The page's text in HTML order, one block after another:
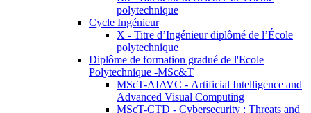
polytechnique
Cycle Ingénieur
X - Titre d’Ingénieur diplômé de l’École
polytechnique
Diplôme de formation gradué de l'Ecole
Polytechnique -MSc&T
MScT-AIAVC - Artificial Intelligence and
Advanced Visual Computing
MScT-CTD - Cybersecurity : Threats and